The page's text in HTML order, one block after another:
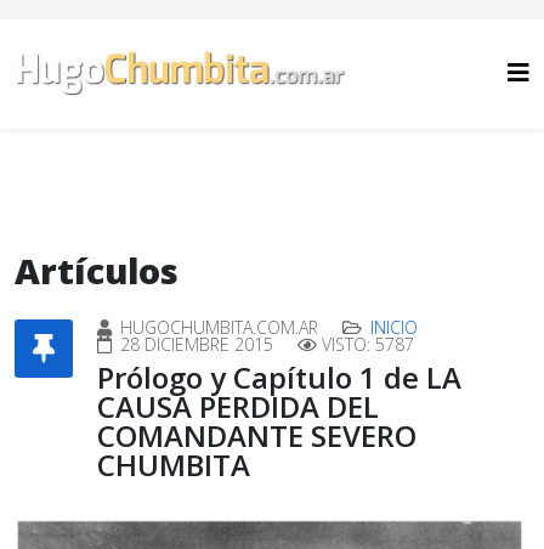
Artículos
HUGOCHUMBITA.COM.AR INICIO
28 DICIEMBRE 2015 VISTO: 5787
Prólogo y Capítulo 1 de LA
CAUSA PERDIDA DEL
COMANDANTE SEVERO
CHUMBITA